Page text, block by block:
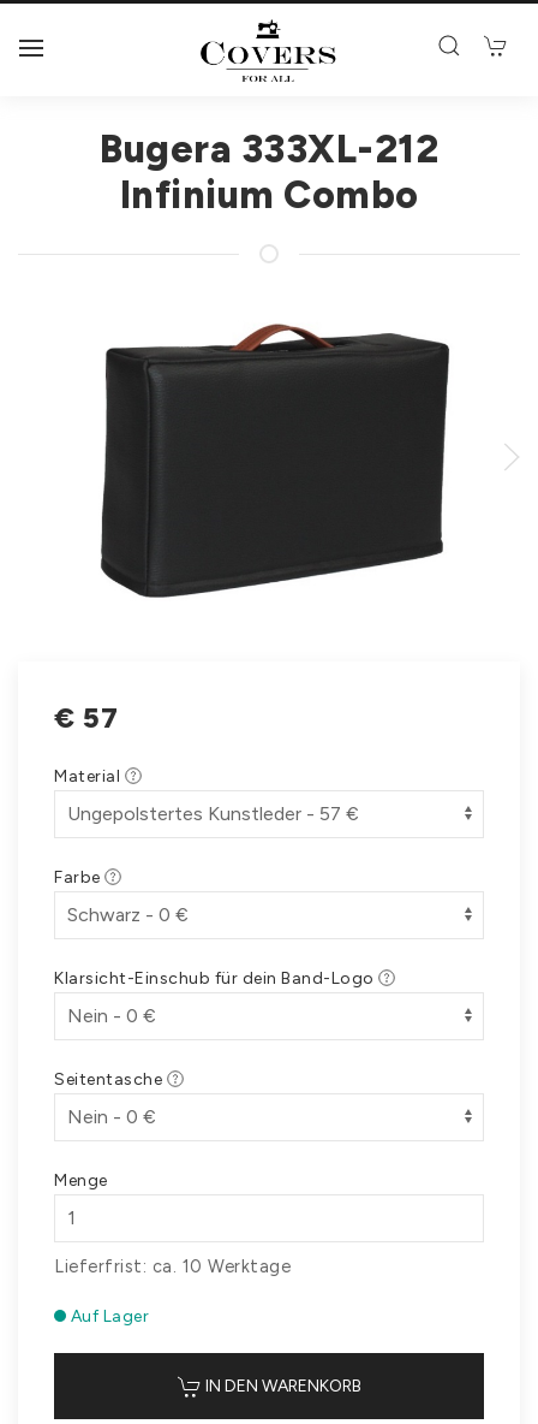
Bugera 333XL-212
Infinium Combo
€ 57
Material
Farbe
Klarsicht-Einschub für dein Band-Logo
Seitentasche
Menge
Lieferfrist: ca. 10 Werktage
Auf Lager
IN DEN WARENKORB